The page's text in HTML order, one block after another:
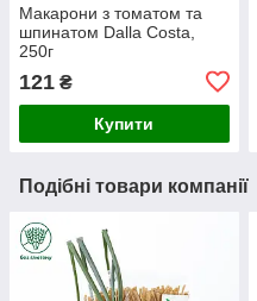
Макарони з томатом та
шпинатом Dalla Costa,
250г
121 ₴
Купити
Подібні товари компанії